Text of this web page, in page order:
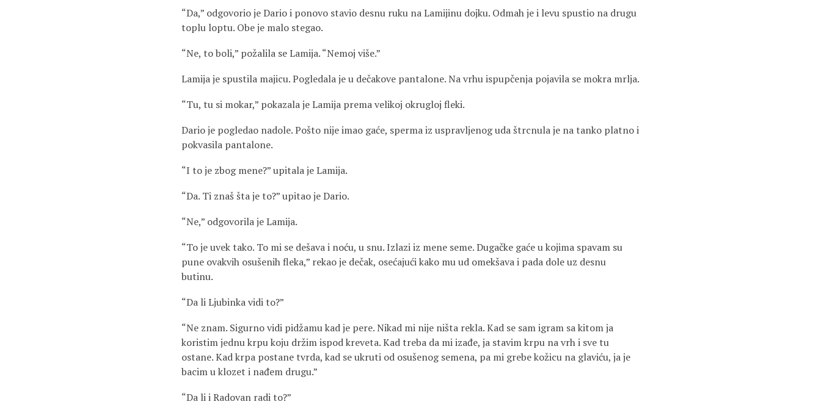
“Da,” odgovorio je Dario i ponovo stavio desnu ruku na Lamijinu dojku. Odmah je i levu spustio na drugu
toplu loptu. Obe je malo stegao.
“Ne, to boli,” požalila se Lamija. “Nemoj više.”
Lamija je spustila majicu. Pogledala je u dečakove pantalone. Na vrhu ispupčenja pojavila se mokra mrlja.
“Tu, tu si mokar,” pokazala je Lamija prema velikoj okrugloj fleki.
Dario je pogledao nadole. Pošto nije imao gaće, sperma iz uspravljenog uda štrcnula je na tanko platno i
pokvasila pantalone.
“I to je zbog mene?” upitala je Lamija.
“Da. Ti znaš šta je to?” upitao je Dario.
“Ne,” odgovorila je Lamija.
“To je uvek tako. To mi se dešava i noću, u snu. Izlazi iz mene seme. Dugačke gaće u kojima spavam su
pune ovakvih osušenih fleka,” rekao je dečak, osećajući kako mu ud omekšava i pada dole uz desnu
butinu.
“Da li Ljubinka vidi to?”
“Ne znam. Sigurno vidi pidžamu kad je pere. Nikad mi nije ništa rekla. Kad se sam igram sa kitom ja
koristim jednu krpu koju držim ispod kreveta. Kad treba da mi izađe, ja stavim krpu na vrh i sve tu
ostane. Kad krpa postane tvrda, kad se ukruti od osušenog semena, pa mi grebe kožicu na glaviću, ja je
bacim u klozet i nađem drugu.”
“Da li i Radovan radi to?”